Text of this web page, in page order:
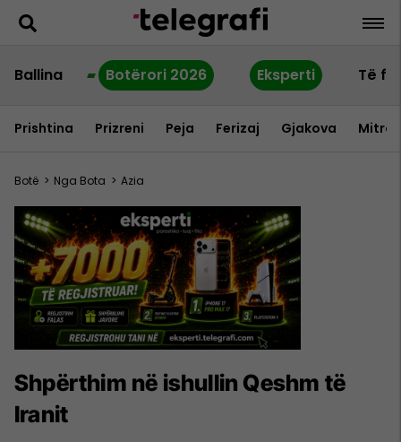
Ballina Botërori 2026 Eksperti Të
Prishtina Prizreni Peja Ferizaj Gjakova
Botë > Nga Bota > Azia
Shpërthim në ishullin Qeshm të
Iranit